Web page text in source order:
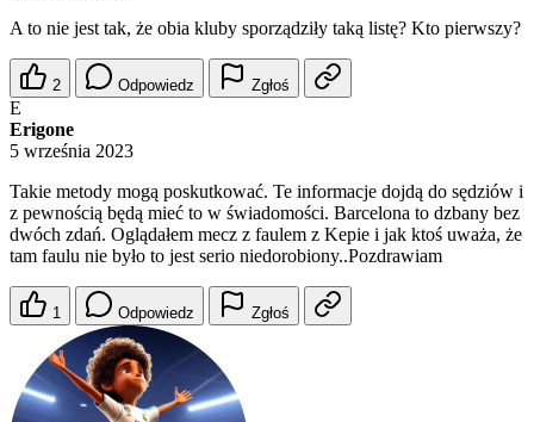
A to nie jest tak, że obia kluby sporządziły taką listę? Kto pierwszy?
2 Odpowiedz Zgłoś
E
Erigone
5 września 2023
Takie metody mogą poskutkować. Te informacje dojdą do sędziów i
z pewnością będą mieć to w świadomości. Barcelona to dzbany bez
dwóch zdań. Oglądałem mecz z faulem z Kepie i jak ktoś uważa, że
tam faulu nie było to jest serio niedorobiony..Pozdrawiam
1 Odpowiedz Zgłoś